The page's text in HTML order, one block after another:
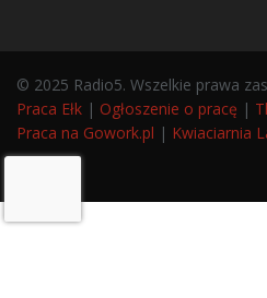
© 2025 Radio5. Wszelkie prawa
Praca Ełk | Ogłoszenie o pracę |
Praca na Gowork.pl | Kwiaciarnia